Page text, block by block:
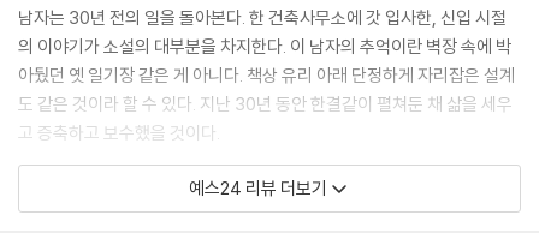
남자는 30년 전의 일을 돌아본다. 한 건축사무소에 갓 입사한, 신입 시절
의 이야기가 소설의 대부분을 차지한다. 이 남자의 추억이란 벽장 속에 박
아뒀던 옛 일기장 같은 게 아니다. 책상 유리 아래 단정하게 자리잡은 설계
도 같은 것이라 할 수 있다. 지난 30년 동안 한결같이 펼쳐둔 채 삶을 세우
고 증축하고 보수했을 것이다.
그가 신입으로 입사한 ‘무라이 건축사무소’는 세상의 큰 흐름에서 조금 벗
어나 있는 곳이다. 고도개발 시기의 ‘크고 높고 화려한 건축’이라는 트렌드
예스24 리뷰 더보기